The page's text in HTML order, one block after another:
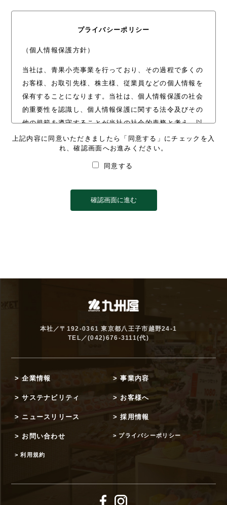
プライバシーポリシー
（個人情報保護方針）
当社は、青果小売事業を行っており、その過程で多くの
お客様、お取引先様、株主様、従業員などの個人情報を
保有することになります。当社は、個人情報保護の社会
的重要性を認識し、個人情報保護に関する法令及びその
他の規範を遵守することが当社の社会的責務と考え、以
下のとおり個人情報保護方針を定め、これを実行し維持
することを宣言いたします。
個人情報の取得について
当社は、その利用目的を明確にしたうえで、適正か
つ公正な手段によって、個人情報を取得いたしま
に必要な契約を委託先との間で締結するとともに、
個人情報の第三者提供について
法令等で認められている場合を除いては、ご提供い
たしません。
個人情報の安全管理について
正アクセスを防止するため、必要な安全管理対策を
を任命し、個人情報の適切な管理を実施するととも
に、全従業者に対し、個人情報の保護及び適切な管
上記内容に同意いただきましたら「同意する」にチェックを入
れ、確認画面へお進みください。
同意する
本社／〒192-0361 東京都八王子市越野24-1
TEL／(042)676-3111(代)
> 企業情報 > 事業内容
> サステナビリティ > お客様へ
> ニュースリリース > 採用情報
> お問い合わせ > プライバシーポリシー
> 利用規約